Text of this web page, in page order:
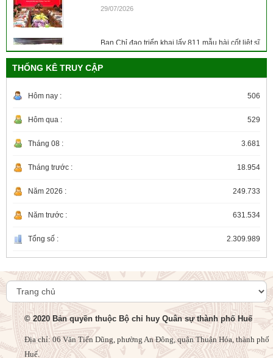
lần thứ 3 Ban Chấp hành Trung ương Đảng
29/07/2026
Ban Chỉ đạo triển khai lấy 811 mẫu hài cốt liệt sĩ
tại Nghĩa trang Liệt sĩ xã Hưng Lộc và xã Khe
Tre.
28/07/2026
Đảng ủy - Bộ CHQS thành phố dâng hương
Bộ CHQS thành phố Cung tiến cặp lục bình tại
27/07/2026
Ủy ban Kiểm tra Đảng ủy Quân sự thành phố:
THỐNG KÊ TRUY CẬP
Hôm nay : 506
Hôm qua : 529
Tháng 08 : 3.681
Tháng trước : 18.954
Năm 2026 : 249.733
Năm trước : 631.534
Tổng số : 2.309.989
© 2020 Bản quyền thuộc Bộ chỉ huy Quân sự thành phố Huế
Địa chỉ: 06 Văn Tiến Dũng, phường An Đông, quận Thuận Hóa, thành phố
Huế.